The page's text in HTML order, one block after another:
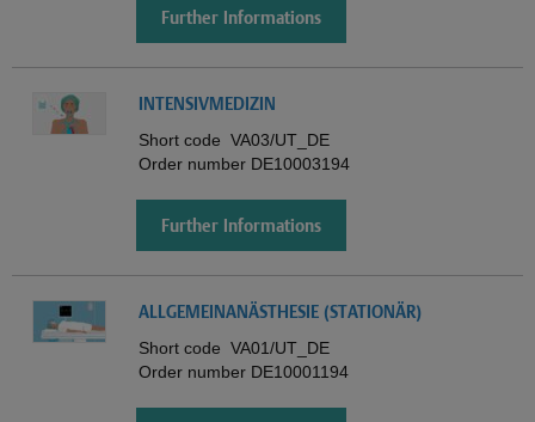
Further Informations
INTENSIVMEDIZIN
Short code VA03/UT_DE
Order number DE10003194
Further Informations
ALLGEMEINANÄSTHESIE (STATIONÄR)
Short code VA01/UT_DE
Order number DE10001194